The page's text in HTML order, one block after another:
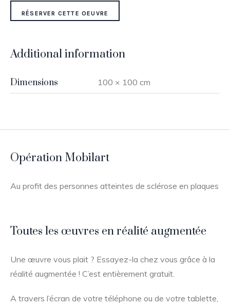
RÉSERVER CETTE OEUVRE
Additional information
Dimensions 100 × 100 cm
Opération Mobilart
Au profit des personnes atteintes de sclérose en plaques
Toutes les œuvres en réalité augmentée
Une œuvre vous plait ? Essayez-la chez vous grâce à la
réalité augmentée ! C’est entièrement gratuit.
A travers l’écran de votre téléphone ou de votre tablette,